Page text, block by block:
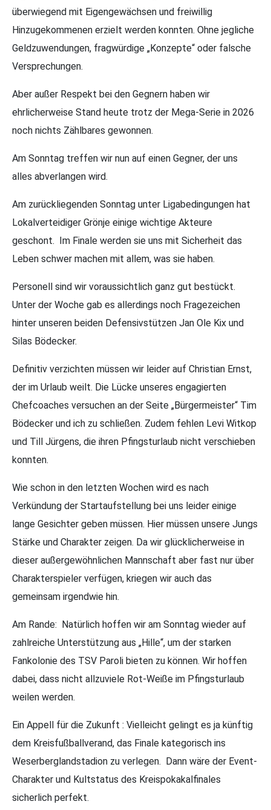
überwiegend mit Eigengewächsen und freiwillig
Hinzugekommenen erzielt werden konnten. Ohne jegliche
Geldzuwendungen, fragwürdige „Konzepte“ oder falsche
Versprechungen.
Aber außer Respekt bei den Gegnern haben wir
ehrlicherweise Stand heute trotz der Mega-Serie in 2026
noch nichts Zählbares gewonnen.
Am Sonntag treffen wir nun auf einen Gegner, der uns
alles abverlangen wird.
Am zurückliegenden Sonntag unter Ligabedingungen hat
Lokalverteidiger Grönje einige wichtige Akteure
geschont. Im Finale werden sie uns mit Sicherheit das
Leben schwer machen mit allem, was sie haben.
Personell sind wir voraussichtlich ganz gut bestückt.
Unter der Woche gab es allerdings noch Fragezeichen
hinter unseren beiden Defensivstützen Jan Ole Kix und
Silas Bödecker.
Definitiv verzichten müssen wir leider auf Christian Ernst,
der im Urlaub weilt. Die Lücke unseres engagierten
Chefcoaches versuchen an der Seite „Bürgermeister“ Tim
Bödecker und ich zu schließen. Zudem fehlen Levi Witkop
und Till Jürgens, die ihren Pfingsturlaub nicht verschieben
konnten.
Wie schon in den letzten Wochen wird es nach
Verkündung der Startaufstellung bei uns leider einige
lange Gesichter geben müssen. Hier müssen unsere Jungs
Stärke und Charakter zeigen. Da wir glücklicherweise in
dieser außergewöhnlichen Mannschaft aber fast nur über
Charakterspieler verfügen, kriegen wir auch das
gemeinsam irgendwie hin.
Am Rande: Natürlich hoffen wir am Sonntag wieder auf
zahlreiche Unterstützung aus „Hille“, um der starken
Fankolonie des TSV Paroli bieten zu können. Wir hoffen
dabei, dass nicht allzuviele Rot-Weiße im Pfingsturlaub
weilen werden.
Ein Appell für die Zukunft : Vielleicht gelingt es ja künftig
dem Kreisfußballverand, das Finale kategorisch ins
Weserberglandstadion zu verlegen. Dann wäre der Event-
Charakter und Kultstatus des Kreispokakalfinales
sicherlich perfekt.